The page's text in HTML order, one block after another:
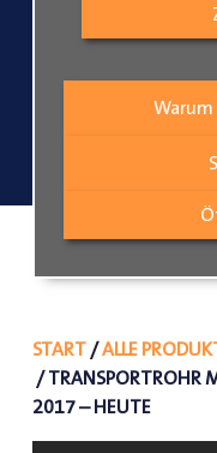
Warum
START/ALLE
/ TRANSPORTROHR
2017 – HEUTE